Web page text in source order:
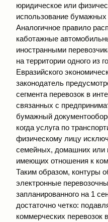
юридическое или
использование
Аналогичное правило
каботажные
иностранными
на территории одного из
Евразийского
законодатель
сегмента перевозок в
связанных с
бумажный
когда услуга по
физическому лицу
семейных, домашних или
имеющих отношения к
Таким образом, контуры
электронные
запланированного на 1
достаточно четко:
коммерческих перевозок